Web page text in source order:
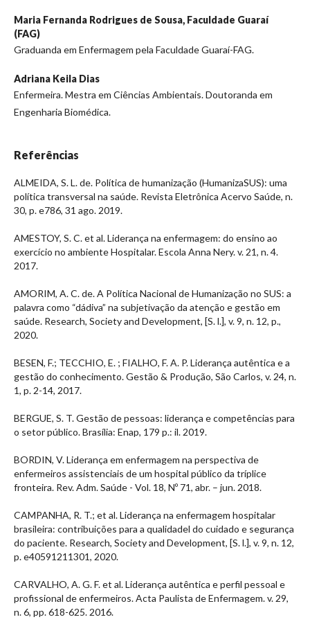
Maria Fernanda Rodrigues de Sousa, Faculdade Guaraí
(FAG)
Graduanda em Enfermagem pela Faculdade Guaraí-FAG.
Adriana Keila Dias
Enfermeira. Mestra em Ciências Ambientais. Doutoranda em
Engenharia Biomédica.
Referências
ALMEIDA, S. L. de. Política de humanização (HumanizaSUS): uma
política transversal na saúde. Revista Eletrônica Acervo Saúde, n.
30, p. e786, 31 ago. 2019.
AMESTOY, S. C. et al. Liderança na enfermagem: do ensino ao
exercício no ambiente Hospitalar. Escola Anna Nery. v. 21, n. 4.
2017.
AMORIM, A. C. de. A Política Nacional de Humanização no SUS: a
palavra como “dádiva” na subjetivação da atenção e gestão em
saúde. Research, Society and Development, [S. l.], v. 9, n. 12, p.,
2020.
BESEN, F.; TECCHIO, E. ; FIALHO, F. A. P. Liderança autêntica e a
gestão do conhecimento. Gestão & Produção, São Carlos, v. 24, n.
1, p. 2-14, 2017.
BERGUE, S. T. Gestão de pessoas: liderança e competências para
o setor público. Brasília: Enap, 179 p.: il. 2019.
BORDIN, V. Liderança em enfermagem na perspectiva de
enfermeiros assistenciais de um hospital público da tríplice
fronteira. Rev. Adm. Saúde - Vol. 18, Nº 71, abr. – jun. 2018.
CAMPANHA, R. T.; et al. Liderança na enfermagem hospitalar
brasileira: contribuições para a qualidadel do cuidado e segurança
do paciente. Research, Society and Development, [S. l.], v. 9, n. 12,
p. e40591211301, 2020.
CARVALHO, A. G. F. et al. Liderança autêntica e perfil pessoal e
profissional de enfermeiros. Acta Paulista de Enfermagem. v. 29,
n. 6, pp. 618-625. 2016.